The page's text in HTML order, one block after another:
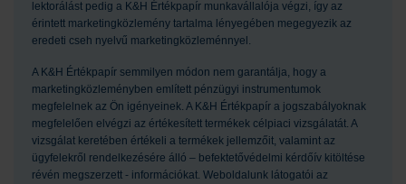
lektorálást pedig a K&H Értékpapír munkavállalója végzi, így az
érintett marketingközlemény tartalma lényegében megegyezik az
eredeti cseh nyelvű marketingközleménnyel.
A K&H Értékpapír semmilyen módon nem garantálja, hogy a
marketingközleményben említett pénzügyi instrumentumok
megfelelnek az Ön igényeinek. A K&H Értékpapír a jogszabályoknak
megfelelően elvégzi az értékesített termékek célpiaci vizsgálatát. A
vizsgálat keretében értékeli a termékek jellemzőit, valamint az
ügyfelekről rendelkezésére álló – befektetővédelmi kérdőív kitöltése
révén megszerzett - információkat. Weboldalunk látogatói az